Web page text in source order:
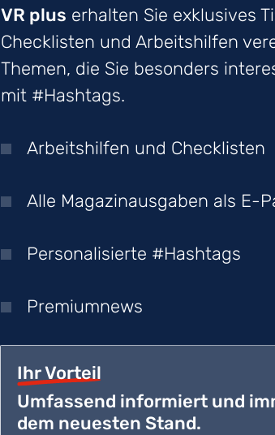
VR plus erhalten Sie exklusives
Checklisten und Arbeitshilfen
Themen, die Sie besonders
mit #Hashtags.
Arbeitshilfen und Checklisten
Alle Magazinausgaben als E-
Personalisierte #Hashtags
Premiumnews
Ihr Vorteil
Umfassend informiert und
dem neuesten Stand.